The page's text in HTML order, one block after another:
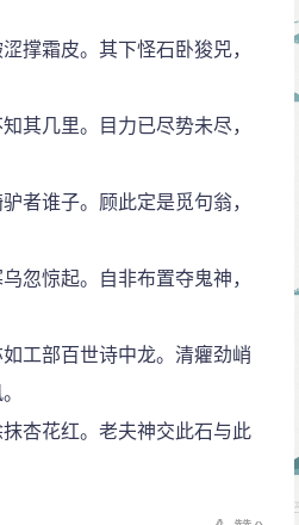
撑霜皮。其下怪石卧狻兕，
其几里。目力已尽势未尽，
者谁子。顾此定是觅句翁，
忽惊起。自非布置夺鬼神，
工部百世诗中龙。清癯劲峭
杏花红。老夫神交此石与此